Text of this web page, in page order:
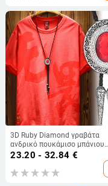
3D Ruby Diamond γραβάτα
ανδρικό πουκάμισο μπάνιου
αξεσουάρ ένδυσης κολάρο PU
δέρμα σχοινί κόκκινο Λευκό
Πράσινο
23.20 - 32.84 €